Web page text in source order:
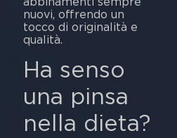
nuovi, offrendo un
tocco di originalità e
qualità.
Ha senso
una pinsa
nella dieta?